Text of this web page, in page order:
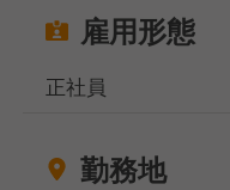
雇用形態
正社員
勤務地